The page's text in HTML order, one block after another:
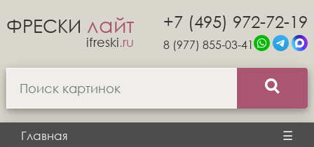
ФРЕСКИ лайт
ifreski.ru
+7 (495) 972-72-19
8 (977) 855-03-41
Главная ☰